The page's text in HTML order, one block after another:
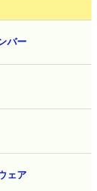
バー
ェア